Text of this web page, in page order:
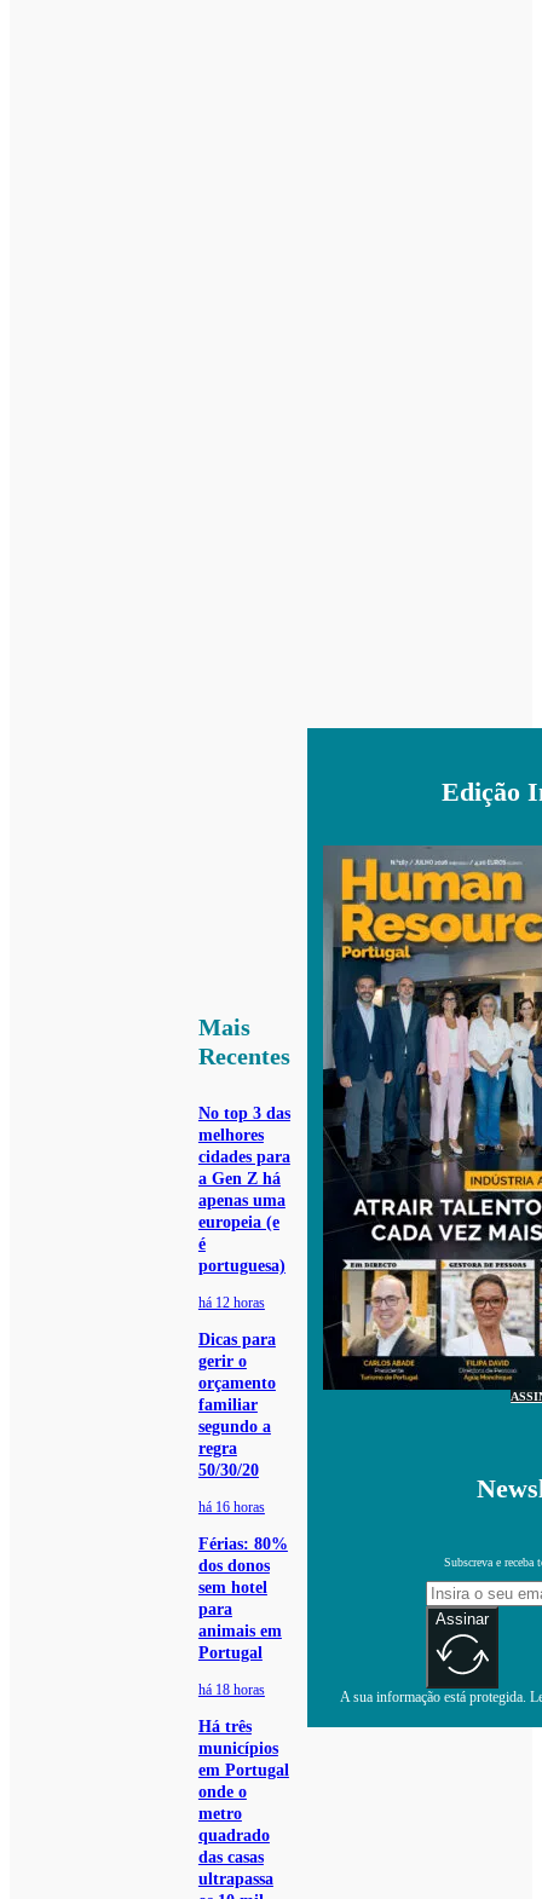
Mais
Recentes
No top 3 das
melhores
cidades para
a Gen Z há
apenas uma
europeia (e
é
portuguesa)
há 12 horas
Dicas para
gerir o
orçamento
familiar
segundo a
regra
50/30/20
há 16 horas
Férias: 80%
dos donos
sem hotel
para
animais em
Portugal
há 18 horas
Há três
municípios
em Portugal
onde o
metro
quadrado
das casas
ultrapassa
Edição
Subscreva e receba
Assinar
A sua informação está protegida.